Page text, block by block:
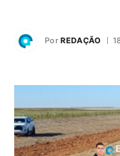
Por REDAÇÃO